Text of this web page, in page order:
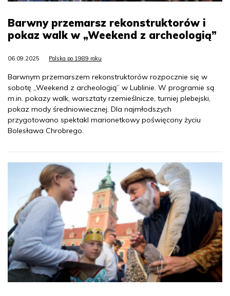
Barwny przemarsz rekonstruktorów i
pokaz walk w „Weekend z archeologią”
06.09.2025 Polska po 1989 roku
Barwnym przemarszem rekonstruktorów rozpocznie się w
sobotę „Weekend z archeologią” w Lublinie. W programie są
m.in. pokazy walk, warsztaty rzemieślnicze, turniej plebejski,
pokaz mody średniowiecznej. Dla najmłodszych
przygotowano spektakl marionetkowy poświęcony życiu
Bolesława Chrobrego.